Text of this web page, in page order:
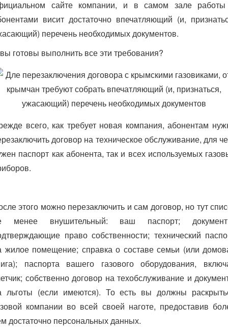
сайте компании, и в самом зале
висит достаточно впечатляющий (и,
перечень необходимых документов.
готовы выполнить все эти требования?
всего, как требует новая компания, абонентам
договор на техническое обслуживание, для
паспорт как абонента, так и всех используемых
этого можно перезаключить и сам договор, но тут
менее внушительный: ваш паспорт;
право собственности; технический
жилое помещение; справка о составе семьи (или
паспорта вашего газового оборудования,
собственно договор на техобслуживание и
льготы (если имеются). То есть вы должны
компании во всей своей наготе, предоставив
достаточно персональных данных.